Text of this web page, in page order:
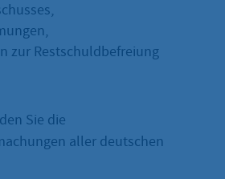
zur Restschuldbefreiung
Sie die
aller deutschen